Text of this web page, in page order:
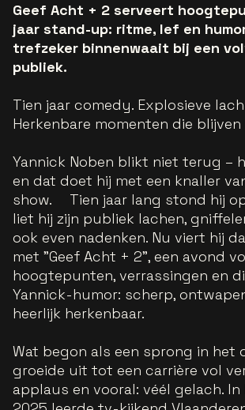
Geef Acht + 2 serveert
jaar stand-up: ritme, lef en
trefzeker binnenwaait bij een
publiek.
Tien jaar comedy. Explosieve
Herkenbare momenten die
Yannick Noben blikt niet terug –
en dat doet hij met een knaller
show. Tien jaar lang stond hij
liet hij zijn publiek lachen,
ook even nadenken. Nu viert hij
met "Geef Acht + 2", een avond
hoogtepunten, verrassingen en
Yannick-humor: scherp,
heerlijk herkenbaar.
Wat begon als een sprong in het
groeide uit tot een carrière vol
applaus en vooral: véél gelach. In